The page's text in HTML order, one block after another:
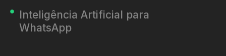
Inteligência Artificial para
WhatsApp